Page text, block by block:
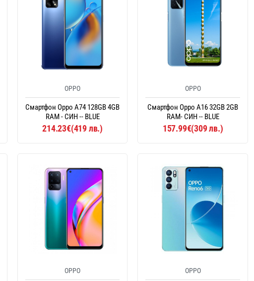
OPPO
Смартфон Oppo A74 128GB 4GB
RAM - СИН -- BLUE
214.23€(419 лв.)
OPPO
Смартфон Oppo A16 32GB 2GB
RAM- СИН -- BLUE
157.99€(309 лв.)
OPPO OPPO